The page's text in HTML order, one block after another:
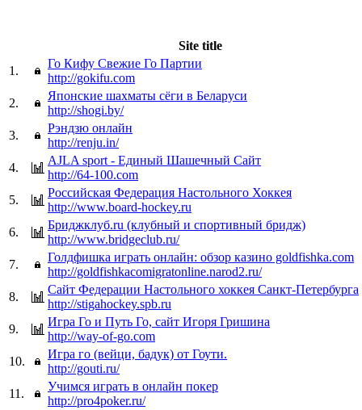
Site title
1.
Го Кифу Cвежие Го Партии
http://gokifu.com
2.
Японские шахматы сёги в Беларуси
http://shogi.by/
3.
Рэндзю онлайн
http://renju.in/
4.
AJLA sport - Единый Шашечный Сайт
http://64-100.com
5.
Российская Федерация Настольного Хоккея
http://www.board-hockey.ru
6.
Бриджклуб.ru (клубный и спортивный бридж)
http://www.bridgeclub.ru/
7.
Голдфишка играть онлайн: обзор казино goldfishka.com
http://goldfishkacomigratonline.narod2.ru/
8.
Сайт Федерации Настольного хоккея Санкт-Петербурга
http://stigahockey.spb.ru
9.
Игра Го и Путь Го, сайт Игоря Гришина
http://way-of-go.com
10.
Игра го (вейци, бадук) от Гоути.
http://gouti.ru/
11.
Учимся играть в онлайн покер
http://pro4poker.ru/